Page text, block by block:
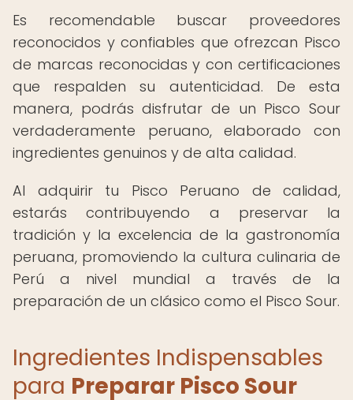
Es recomendable buscar proveedores
reconocidos y confiables que ofrezcan Pisco
de marcas reconocidas y con certificaciones
que respalden su autenticidad. De esta
manera, podrás disfrutar de un Pisco Sour
verdaderamente peruano, elaborado con
ingredientes genuinos y de alta calidad.
Al adquirir tu Pisco Peruano de calidad,
estarás contribuyendo a preservar la
tradición y la excelencia de la gastronomía
peruana, promoviendo la cultura culinaria de
Perú a nivel mundial a través de la
preparación de un clásico como el Pisco Sour.
Ingredientes Indispensables
para Preparar Pisco Sour